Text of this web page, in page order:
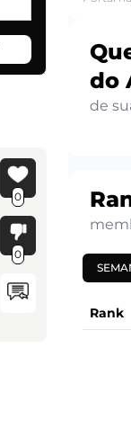
0
0
do
de
Rank